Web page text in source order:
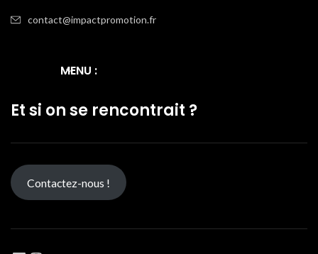
contact@impactpromotion.fr
MENU :
Et si on se rencontrait ?
Contactez-nous !